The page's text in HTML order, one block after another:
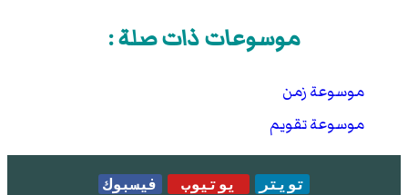
موسوعات ذات صلة :
موسوعة زمن
موسوعة تقويم
تويتر يوتيوب
فيسبوك